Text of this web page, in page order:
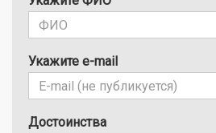
Укажите e-mail
Достоинства